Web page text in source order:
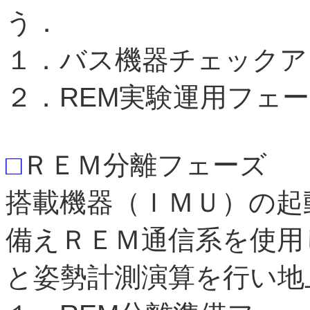
う．
１．バス機器チェック
２．REM実験運用フェ
□ ＲＥＭ分離フェーズ
搭載機器（ＩＭＵ）の
備えＲＥＭ通信系を使
と姿勢計測演算を行い